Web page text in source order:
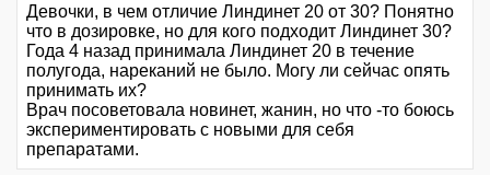
Девочки, в чем отличие Линдинет 20 от 30? Понятно
что в дозировке, но для кого подходит Линдинет 30?
Года 4 назад принимала Линдинет 20 в течение
полугода, нареканий не было. Могу ли сейчас опять
принимать их?
Врач посоветовала новинет, жанин, но что -то боюсь
экспериментировать с новыми для себя
препаратами.